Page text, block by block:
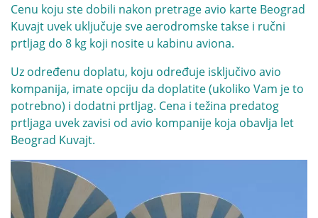
Cenu koju ste dobili nakon pretrage avio karte Beograd
Kuvajt uvek uključuje sve aerodromske takse i ručni
prtljag do 8 kg koji nosite u kabinu aviona.
Uz određenu doplatu, koju određuje isključivo avio
kompanija, imate opciju da doplatite (ukoliko Vam je to
potrebno) i dodatni prtljag. Cena i težina predatog
prtljaga uvek zavisi od avio kompanije koja obavlja let
Beograd Kuvajt.